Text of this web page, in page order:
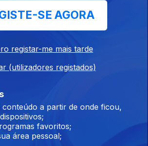
SE AGORA
registar-me mais tarde
(utilizadores registados)
conteúdo a partir de onde ficou,
favoritos;
área pessoal;